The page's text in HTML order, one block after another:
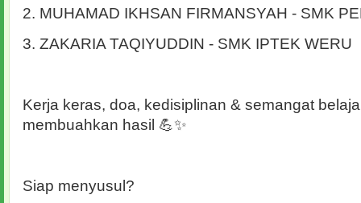
2. MUHAMAD IKHSAN FIRMANSYAH - SMK
3. ZAKARIA TAQIYUDDIN - SMK IPTEK WERU
Kerja keras, doa, kedisiplinan & semangat
membuahkan hasil 💪✨
Siap menyusul?